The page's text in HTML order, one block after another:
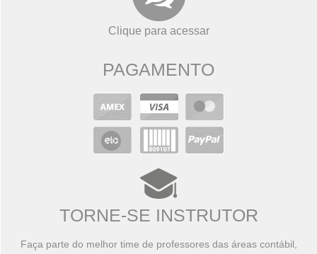
Clique para acessar
PAGAMENTO
TORNE-SE INSTRUTOR
Faça parte do melhor time de professores das áreas contábil,